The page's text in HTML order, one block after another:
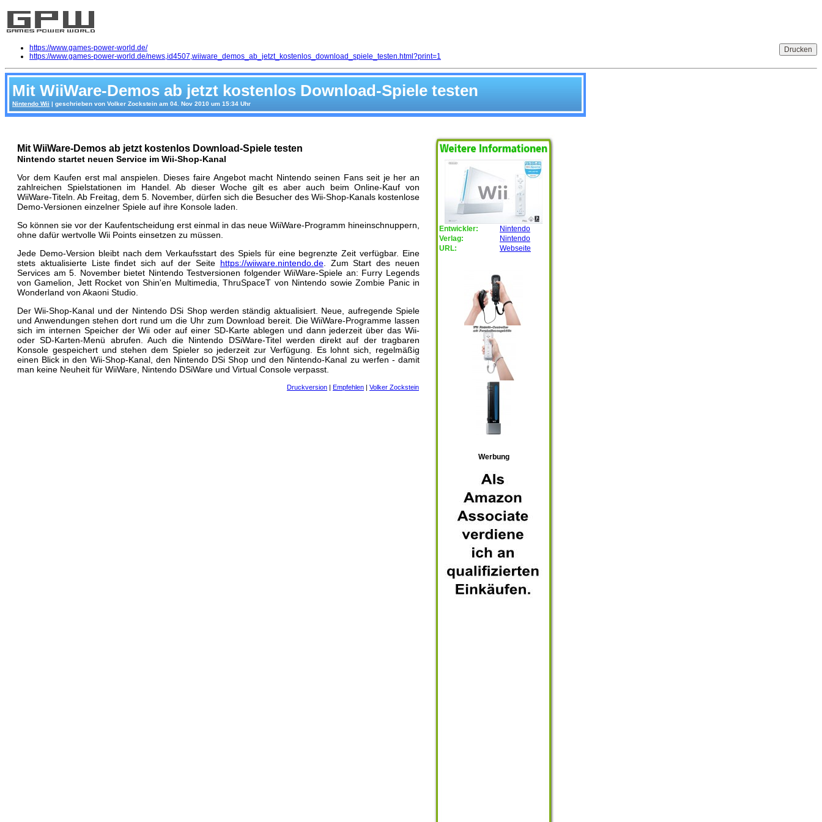
https://www.games-power-world.de/
https://www.games-power-world.de/news,id4507,wiiware_demos_ab_jetzt_kostenlos_download_spiele_testen.html?print=1
Mit WiiWare-Demos ab jetzt kostenlos Download-Spiele testen
Nintendo Wii | geschrieben von Volker Zockstein am 04. Nov 2010 um 15:34 Uhr
Mit WiiWare-Demos ab jetzt kostenlos Download-Spiele testen
Nintendo startet neuen Service im Wii-Shop-Kanal
Vor dem Kaufen erst mal anspielen. Dieses faire Angebot macht Nintendo seinen Fans seit je her an
zahlreichen Spielstationen im Handel. Ab dieser Woche gilt es aber auch beim Online-Kauf von
WiiWare-Titeln. Ab Freitag, dem 5. November, dürfen sich die Besucher des Wii-Shop-Kanals kostenlose
Demo-Versionen einzelner Spiele auf ihre Konsole laden.
So können sie vor der Kaufentscheidung erst einmal in das neue WiiWare-Programm hineinschnuppern,
ohne dafür wertvolle Wii Points einsetzen zu müssen.
Jede Demo-Version bleibt nach dem Verkaufsstart des Spiels für eine begrenzte Zeit verfügbar. Eine
stets aktualisierte Liste findet sich auf der Seite https://wiiware.nintendo.de. Zum Start des neuen
Services am 5. November bietet Nintendo Testversionen folgender WiiWare-Spiele an: Furry Legends
von Gamelion, Jett Rocket von Shin'en Multimedia, ThruSpaceT von Nintendo sowie Zombie Panic in
Wonderland von Akaoni Studio.
Der Wii-Shop-Kanal und der Nintendo DSi Shop werden ständig aktualisiert. Neue, aufregende Spiele
und Anwendungen stehen dort rund um die Uhr zum Download bereit. Die WiiWare-Programme lassen
sich im internen Speicher der Wii oder auf einer SD-Karte ablegen und dann jederzeit über das Wii-
oder SD-Karten-Menü abrufen. Auch die Nintendo DSiWare-Titel werden direkt auf der tragbaren
Konsole gespeichert und stehen dem Spieler so jederzeit zur Verfügung. Es lohnt sich, regelmäßig
einen Blick in den Wii-Shop-Kanal, den Nintendo DSi Shop und den Nintendo-Kanal zu werfen - damit
man keine Neuheit für WiiWare, Nintendo DSiWare und Virtual Console verpasst.
Druckversion | Empfehlen | Volker Zockstein
Entwickler:
Nintendo
Verlag:
Nintendo
URL:
Webseite
Werbung